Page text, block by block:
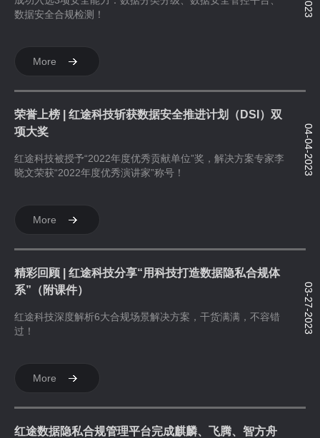
数据安全合规检测！
More
荣誉上榜 | 红途科技斩获数据安全推进计划（DSI）双
项大奖
红途科技被授予“2022年度优秀贡献单位”奖，解决方案专家李
晓文荣获“2022年度优秀演讲家”称号！
04-04-2023
More
精彩回顾 | 红途科技分享“用科技打造数据隐私合规体
系”（附课件）
红途科技深度解析6大合规场景解决方案，干货满满，不容错
过！
03-27-2023
More
红途数据隐私合规管理平台完成麒麟、飞腾、智方舟